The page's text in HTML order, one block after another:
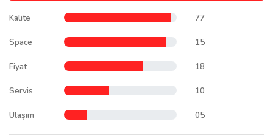
Kalite 77
Space 15
Fiyat 18
Servis 10
Ulaşım 05